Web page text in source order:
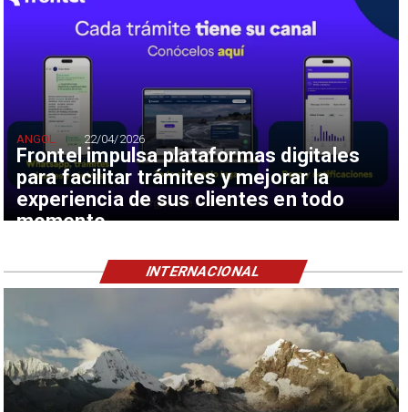
Frontel impulsa plataformas digitales
para facilitar trámites y mejorar la
experiencia de sus clientes en todo
momento
ANGOL 22/04/2026
INTERNACIONAL